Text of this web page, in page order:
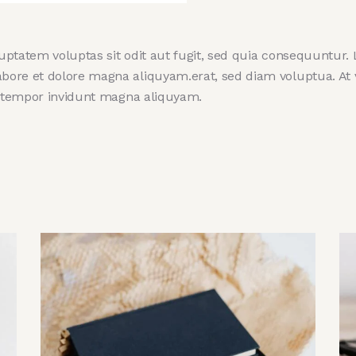
voluptas sit odit aut fugit, sed quia
et dolore magna aliquyam.erat, sed diam voluptua.
invidunt magna aliquyam.